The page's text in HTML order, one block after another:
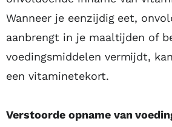
Wanneer je eenzijdig eet,
aanbrengt in je maaltijden of
voedingsmiddelen vermijdt,
een vitaminetekort.
Verstoorde opname van